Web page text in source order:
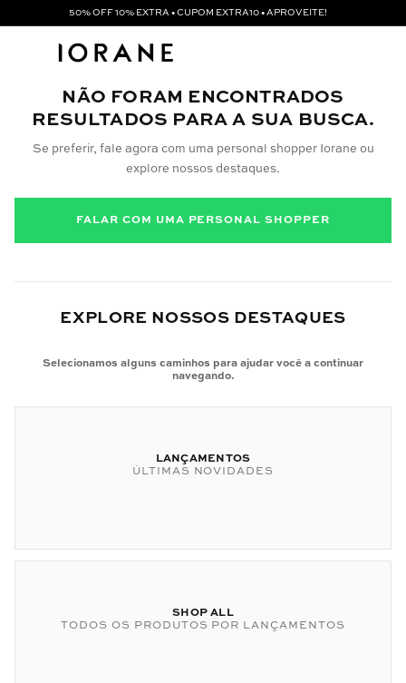
50% OFF 10% EXTRA • CUPOM EXTRA10 • APROVEITE!
NÃO FORAM ENCONTRADOS
RESULTADOS PARA A SUA BUSCA.
Se preferir, fale agora com uma personal shopper Iorane ou
explore nossos destaques.
FALAR COM UMA PERSONAL SHOPPER
EXPLORE NOSSOS DESTAQUES
Selecionamos alguns caminhos para ajudar você a continuar
navegando.
LANÇAMENTOS
ÚLTIMAS NOVIDADES
SHOP ALL
TODOS OS PRODUTOS POR LANÇAMENTOS